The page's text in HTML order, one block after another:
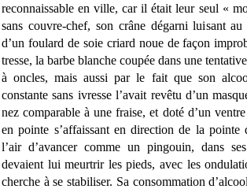
reconnaissable en ville, car il était leur seul «
sans couvre-chef, son crâne dégarni luisant
d’un foulard de soie criard noue de façon
tresse, la barbe blanche coupée dans une
à oncles, mais aussi par le fait que son
constante sans ivresse l’avait revêtu d’un
nez comparable à une fraise, et doté d’un
en pointe s’affaissant en direction de la pointe
l’air d’avancer comme un pingouin, dans
devaient lui meurtrir les pieds, avec les
cherche à se stabiliser. Sa consommation